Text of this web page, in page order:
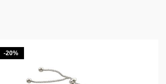
-20%